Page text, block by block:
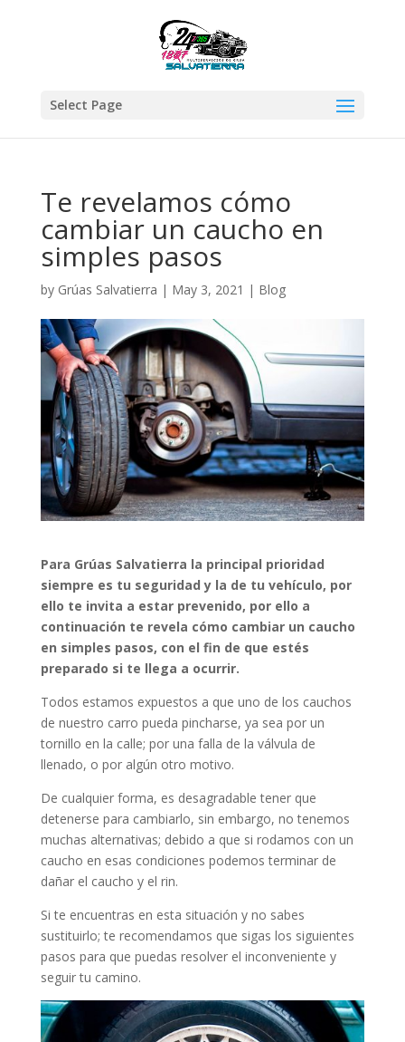
Select Page
Te revelamos cómo
cambiar un caucho en
simples pasos
by Grúas Salvatierra | May 3, 2021 | Blog
Para Grúas Salvatierra la principal prioridad
siempre es tu seguridad y la de tu vehículo, por
ello te invita a estar prevenido, por ello a
continuación te revela cómo cambiar un caucho
en simples pasos, con el fin de que estés
preparado si te llega a ocurrir.
Todos estamos expuestos a que uno de los cauchos
de nuestro carro pueda pincharse, ya sea por un
tornillo en la calle; por una falla de la válvula de
llenado, o por algún otro motivo.
De cualquier forma, es desagradable tener que
detenerse para cambiarlo, sin embargo, no tenemos
muchas alternativas; debido a que si rodamos con un
caucho en esas condiciones podemos terminar de
dañar el caucho y el rin.
Si te encuentras en esta situación y no sabes
sustituirlo; te recomendamos que sigas los siguientes
pasos para que puedas resolver el inconveniente y
seguir tu camino.